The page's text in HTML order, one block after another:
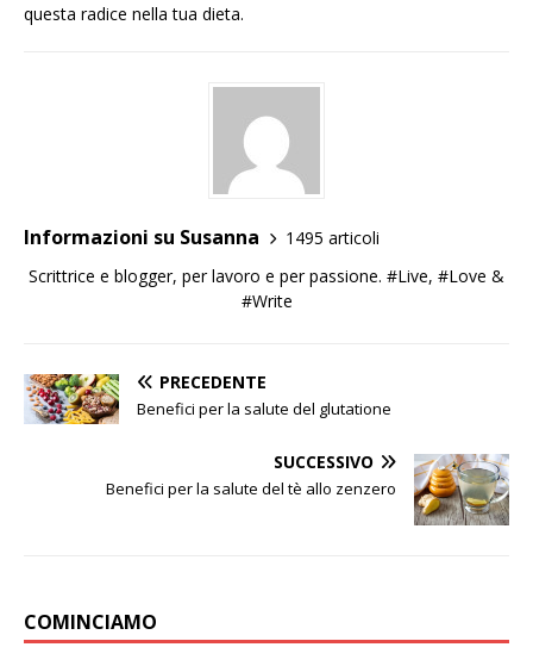
questa radice nella tua dieta.
Informazioni su Susanna
1495 articoli
Scrittrice e blogger, per lavoro e per passione. #Live, #Love &
#Write
PRECEDENTE
Benefici per la salute del glutatione
SUCCESSIVO
Benefici per la salute del tè allo zenzero
COMINCIAMO